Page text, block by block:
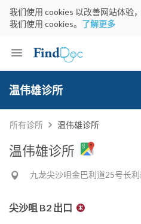
我们使用 cookies 以改善网站体验
我们使用 cookies。 了解更多
Keyword
温伟雄诊所
所有诊所 温伟雄诊所
温伟雄诊所
九龙尖沙咀金巴利道25号长
尖沙咀 B2 出口